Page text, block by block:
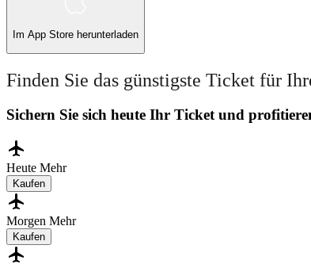
Im App Store herunterladen
Finden Sie das günstigste Ticket für
Sichern Sie sich heute Ihr Ticket und
Heute Mehr
Kaufen
Morgen Mehr
Kaufen